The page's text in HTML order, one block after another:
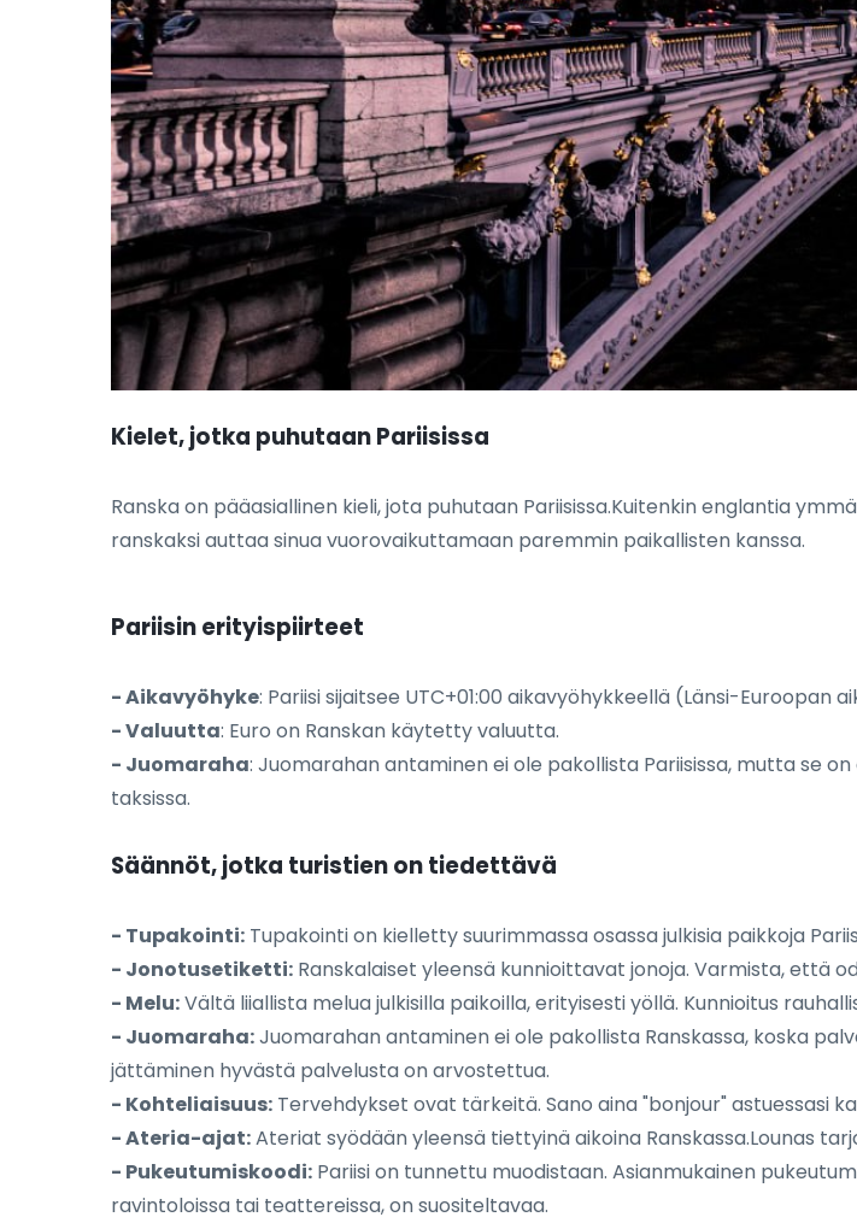
Kielet, jotka puhutaan Pariisissa
Ranska on pääasiallinen kieli, jota puhutaan Pariisissa.Kuitenkin englantia
ranskaksi auttaa sinua vuorovaikuttamaan paremmin paikallisten kanssa.
Pariisin erityispiirteet
- Aikavyöhyke: Pariisi sijaitsee UTC+01:00 aikavyöhykkeellä (Länsi-Euroopan
- Valuutta: Euro on Ranskan käytetty valuutta.
- Juomaraha: Juomarahan antaminen ei ole pakollista Pariisissa, mutta se
taksissa.
Säännöt, jotka turistien on tiedettävä
- Tupakointi: Tupakointi on kielletty suurimmassa osassa julkisia paikkoja
- Jonotusetiketti: Ranskalaiset yleensä kunnioittavat jonoja. Varmista, että
- Melu:Vältä liiallista melua julkisilla paikoilla, erityisesti yöllä. Kunnioitus
- Juomaraha:Juomarahan antaminen ei ole pakollista Ranskassa, koska
jättäminen hyvästä palvelusta on arvostettua.
- Kohteliaisuus: Tervehdykset ovat tärkeitä. Sano aina "bonjour" astuessasi
- Ateria-ajat:Ateriat syödään yleensä tiettyinä aikoina Ranskassa.Lounas
- Pukeutumiskoodi: Pariisi on tunnettu muodistaan. Asianmukainen
ravintoloissa tai teattereissa, on suositeltavaa.